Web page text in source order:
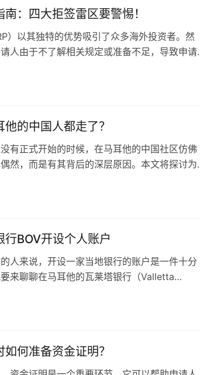
：四大拒签雷区要警惕！
）以其独特的优势吸引了众多海外投资者。然
人由于不了解相关规定或准备不足，导致申请
成功率。 雷区1：资金来源不明确 资金来源是
的中国人都走了？
有正式开始的时候，在马耳他的中国社区仿佛
然，而是有其背后的深层原因。本文将探讨为
美食的渴望对于远离家乡的中国人来说，家的
BOV开设个人账户
人来说，开设一家当地银行的账户是一件十分
来聊聊在马耳他的瓦莱塔银行（Valletta
丰富的业务类型，对于希望在马耳他有一个稳
何准备资金证明？